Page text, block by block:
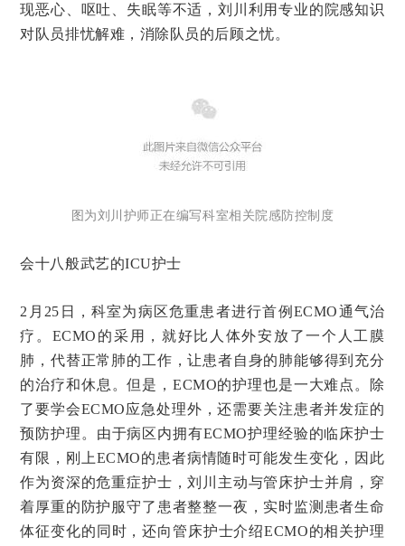
现恶心、呕吐、失眠等不适，刘川利用专业的院感知识
对队员排忧解难，消除队员的后顾之忧。
图为刘川护师正在编写科室相关院感防控制度
会十八般武艺的ICU护士
2月25日，科室为病区危重患者进行首例ECMO通气治
疗。ECMO的采用，就好比人体外安放了一个人工膜
肺，代替正常肺的工作，让患者自身的肺能够得到充分
的治疗和休息。但是，ECMO的护理也是一大难点。除
了要学会ECMO应急处理外，还需要关注患者并发症的
预防护理。由于病区内拥有ECMO护理经验的临床护士
有限，刚上ECMO的患者病情随时可能发生变化，因此
作为资深的危重症护士，刘川主动与管床护士并肩，穿
着厚重的防护服守了患者整整一夜，实时监测患者生命
体征变化的同时，还向管床护士介绍ECMO的相关护理